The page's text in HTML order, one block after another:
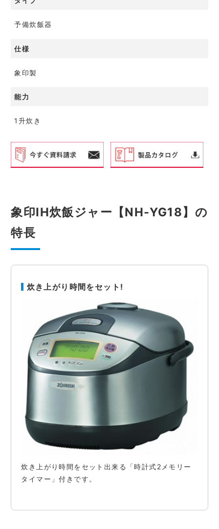
予備炊飯器
仕様
象印製
能力
1升炊き
象印IH炊飯ジャー【NH-YG18】の
特長
炊き上がり時間をセット!
炊き上がり時間をセット出来る「時計式2メモリー
タイマー」付きです。